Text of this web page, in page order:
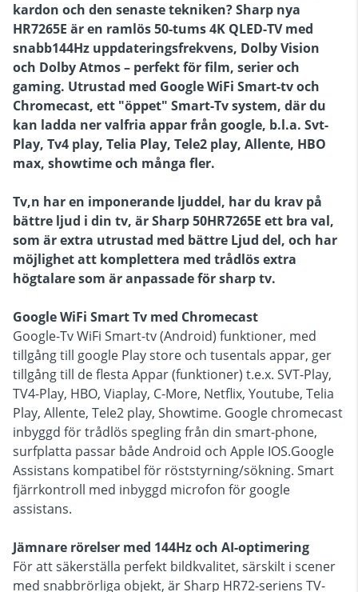
kardon och den senaste tekniken? Sharp nya
HR7265E är en ramlös 50-tums 4K QLED-TV med
snabb144Hz uppdateringsfrekvens, Dolby Vision
och Dolby Atmos – perfekt för film, serier och
gaming. Utrustad med Google WiFi Smart-tv och
Chromecast, ett "öppet" Smart-Tv system, där du
kan ladda ner valfria appar från google, b.l.a. Svt-
Play, Tv4 play, Telia Play, Tele2 play, Allente, HBO
max, showtime och många fler.
Tv,n har en imponerande ljuddel, har du krav på
bättre ljud i din tv, är Sharp 50HR7265E ett bra val,
som är extra utrustad med bättre Ljud del, och har
möjlighet att komplettera med trådlös extra
högtalare som är anpassade för sharp tv.
Google WiFi Smart Tv med Chromecast
Google-Tv WiFi Smart-tv (Android) funktioner, med
tillgång till google Play store och tusentals appar, ger
tillgång till de flesta Appar (funktioner) t.e.x. SVT-Play,
TV4-Play, HBO, Viaplay, C-More, Netflix, Youtube, Telia
Play, Allente, Tele2 play, Showtime. Google chromecast
inbyggd för trådlös spegling från din smart-phone,
surfplatta passar både Android och Apple IOS.Google
Assistans kompatibel för röststyrning/sökning. Smart
fjärrkontroll med inbyggd microfon för google
assistans.
Jämnare rörelser med 144Hz och AI-optimering
För att säkerställa perfekt bildkvalitet, särskilt i scener
med snabbrörliga objekt, är Sharp HR72-seriens TV-